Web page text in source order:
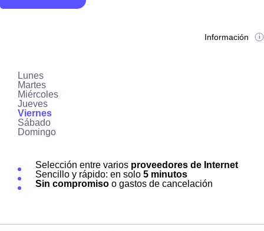
Información
Lunes
Martes
Miércoles
Jueves
Viernes
Sábado
Domingo
Selección entre varios proveedores de Internet
Sencillo y rápido: en solo 5 minutos
Sin compromiso o gastos de cancelación